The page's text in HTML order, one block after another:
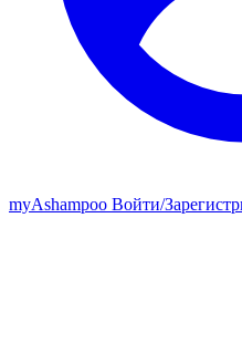
myAshampoo Войти/